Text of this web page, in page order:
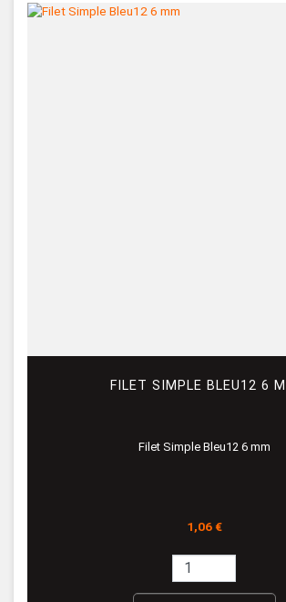
FILET SIMPLE BLEU12 6
Filet Simple Bleu12 6 mm
Prix
1,06 €